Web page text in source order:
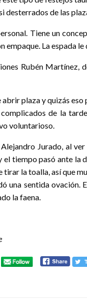
desterrados de las
Tiene un
empaque. La espada
Rubén
plaza y quizás
de la
voluntarioso.
Jurado, al
tiempo pasó ante la
la toalla, así que
una sentida ovación.
la faena.